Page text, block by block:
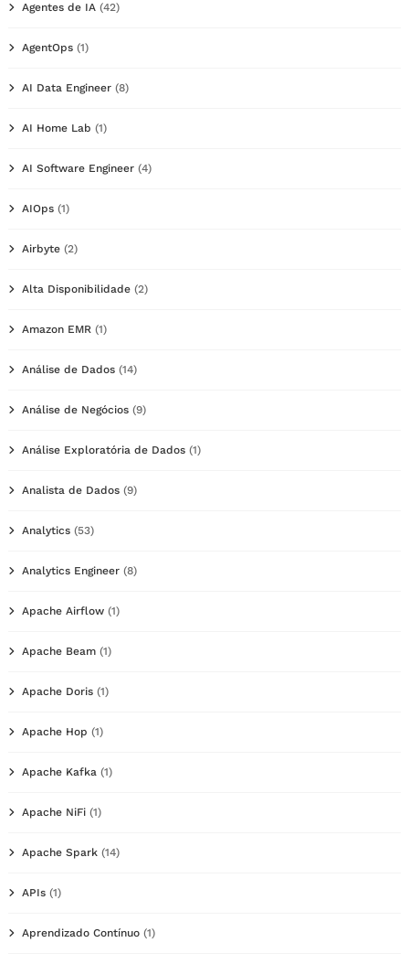
Agentes de IA (42)
AgentOps (1)
AI Data Engineer (8)
AI Home Lab (1)
AI Software Engineer (4)
AIOps (1)
Airbyte (2)
Alta Disponibilidade (2)
Amazon EMR (1)
Análise de Dados (14)
Análise de Negócios (9)
Análise Exploratória de Dados (1)
Analista de Dados (9)
Analytics (53)
Analytics Engineer (8)
Apache Airflow (1)
Apache Beam (1)
Apache Doris (1)
Apache Hop (1)
Apache Kafka (1)
Apache NiFi (1)
Apache Spark (14)
APIs (1)
Aprendizado Contínuo (1)